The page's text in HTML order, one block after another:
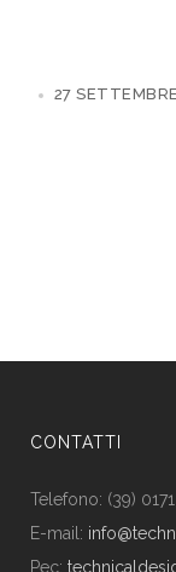
27
CONTATTI
Telefono: (39)
E-mail:
Pec: